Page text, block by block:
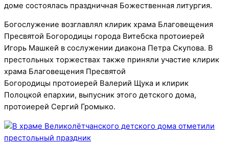
доме состоялась праздничная Божественная литургия.
Богослужение возглавлял клирик храма Благовещения
Пресвятой Богородицы города Витебска протоиерей
Игорь Машкей в сослужении диакона Петра Скупова. В
престольных торжествах также приняли участие клирик
храма Благовещения Пресвятой
Богородицы протоиерей Валерий Щука и клирик
Полоцкой епархии, выпусник этого детского дома,
протоиерей Сергий Громыко.